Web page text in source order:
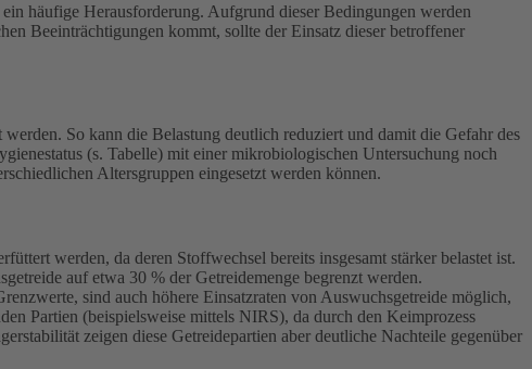
häufige Herausforderung. Aufgrund dieser Bedingungen werden
Beeinträchtigungen kommt, sollte der Einsatz dieser betroffener
werden. So kann die Belastung deutlich reduziert und damit die Gefahr des
(s. Tabelle) mit einer mikrobiologischen Untersuchung noch
Altersgruppen eingesetzt werden können.
werden, da deren Stoffwechsel bereits insgesamt stärker belastet ist.
auf etwa 30 % der Getreidemenge begrenzt werden.
sind auch höhere Einsatzraten von Auswuchsgetreide möglich,
Partien (beispielsweise mittels NIRS), da durch den Keimprozess
zeigen diese Getreidepartien aber deutliche Nachteile gegenüber